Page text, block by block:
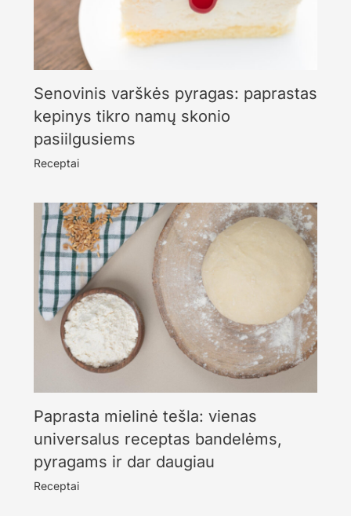
Senovinis varškės pyragas: paprastas
kepinys tikro namų skonio
pasiilgusiems
Receptai
Paprasta mielinė tešla: vienas
universalus receptas bandelėms,
pyragams ir dar daugiau
Receptai